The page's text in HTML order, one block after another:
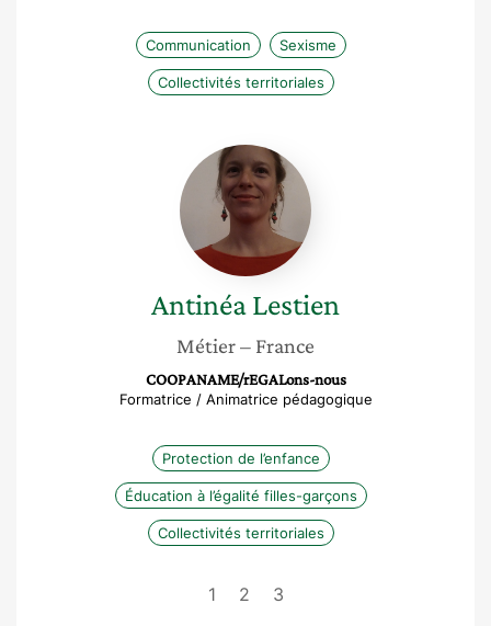
Communication Sexisme
Collectivités territoriales
Antinéa
Lestien
AntinéaLestien
Métier– France
COOPANAME/rEGALons-nous
Formatrice / Animatrice pédagogique
Protection de l’enfance
Éducation à l’égalité filles-garçons
Collectivités territoriales
1 2 3